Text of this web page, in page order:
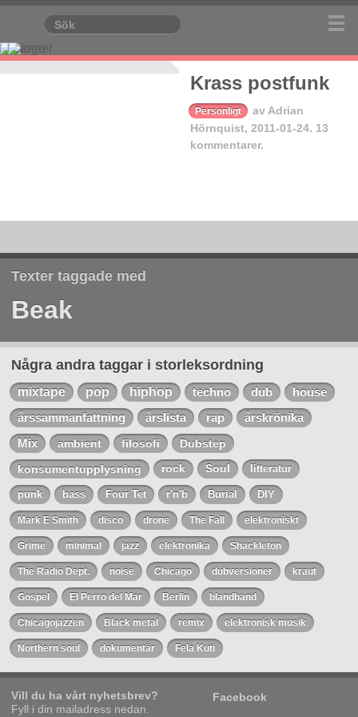
Krass postfunk
Personligt av Adrian
Hörnquist, 2011-01-24. 13
kommentarer.
Texter taggade med
Beak
Några andra taggar i storleksordning
mixtape pop hiphop techno dub house
årssammanfattning årslista rap
årskrönika
Mix
ambient filosofi
Dubstep
konsumentupplysning
rock Soul litteratur
punk bass Four Tet r'n'b Burial DIY
Mark E Smith disco drone The Fall elektroniskt
Grime minimal jazz elektronika Shackleton
The Radio Dept. noise Chicago dubversioner kraut
Gospel El Perro del Mar Berlin blandband
Chicagojazzen Black metal remix elektronisk musik
Northern soul dokumentär Fela Kuti
Vill du ha vårt nyhetsbrev?
Fyll i din mailadress nedan.
Facebook